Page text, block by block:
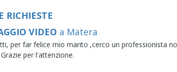
RICHIESTE
VIDEO a Matera
per far felice mio marito ,cerco un professionista
per l'attenzione.